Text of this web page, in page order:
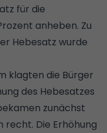
für die
anheben. Zu
Hebesatz wurde
klagten die Bürger
des Hebesatzes
zunächst
Die Erhöhung